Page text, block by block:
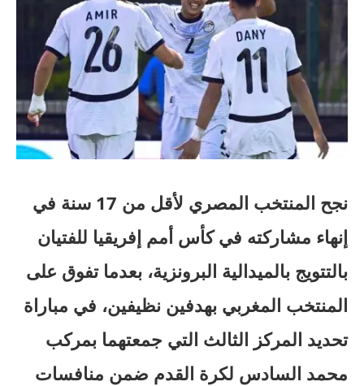
نجح المنتخب المصري لأقل من 17 سنة في
إنهاء مشاركته في كأس أمم إفريقيا للفتيان
بالتتويج بالميدالية البرونزية، بعدما تفوق على
المنتخب المغربي بهدفين نظيفين، في مباراة
تحديد المركز الثالث التي جمعتهما بمركب
محمد السادس لكرة القدم ضمن منافسات